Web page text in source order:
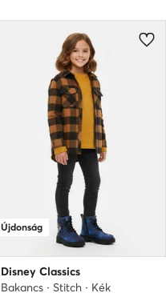
Újdonság
Disney Classics
Bakancs · Stitch · Kék